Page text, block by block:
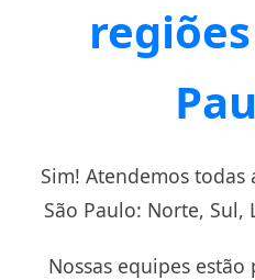
Sim! Atendemos todas
São Paulo: Norte, Sul,
Nossas equipes